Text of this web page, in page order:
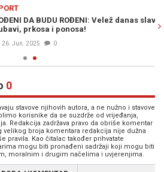
Velež danas slavi rođendan, 103 godine
0
stavove njihovih autora, a ne nužno i stavove
korisnike da se suzdrže od vrijeđanja,
Redakcija zadržava pravo da obriše komentar
velikog broja komentara redakcija nije dužna
pravila. Kao čitalac također prihvatate
mogu biti pronađeni sadržaji koji mogu biti
moralnim i drugim načelima i uvjerenjima.